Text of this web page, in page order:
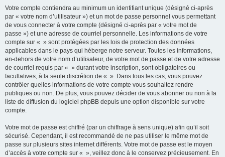
Votre compte contiendra au minimum un identifiant unique (désigné ci-après
par « votre nom d’utilisateur ») et un mot de passe personnel vous permettant
de vous connecter à votre compte (désigné ci-après par « votre mot de
passe ») et une adresse de courriel personnelle. Les informations de votre
compte sur « » sont protégées par les lois de protection des données
applicables dans le pays qui héberge notre serveur. Toutes les informations,
en-dehors de votre nom d’utilisateur, de votre mot de passe et de votre adresse
de courriel requis par « » durant votre inscription, sont obligatoires ou
facultatives, à la seule discrétion de « ». Dans tous les cas, vous pouvez
contrôler quelles informations de votre compte vous souhaitez rendre
publiques ou non. De plus, vous pouvez décider de vous abonner ou non à la
liste de diffusion du logiciel phpBB depuis une option disponible sur votre
compte.
Votre mot de passe est chiffré (par un chiffrage à sens unique) afin qu’il soit
sécurisé. Cependant, il est recommandé de ne pas utiliser le même mot de
passe sur plusieurs sites internet différents. Votre mot de passe est le moyen
d’accès à votre compte sur « », veillez donc à le conservez précieusement. En